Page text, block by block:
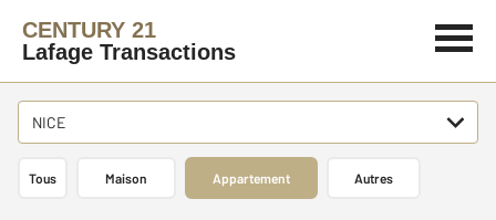
CENTURY 21
Lafage Transactions
NICE
Tous Maison Appartement Autres